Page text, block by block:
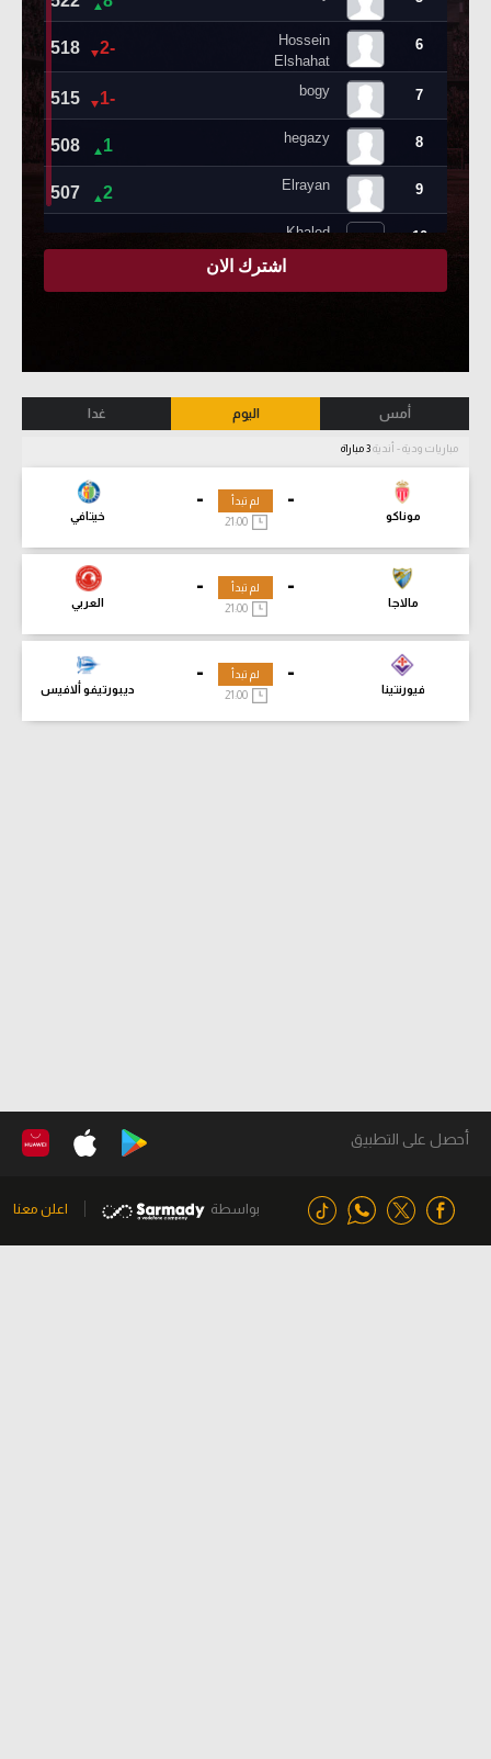
أمس اليوم غدا
مباريات ودية - أندية
-
موناكو
-
خيتافي
لم تبدأ
21:00
-
مالاجا
-
العربي
لم تبدأ
21:00
-
فيورنتينا
-
ديبورتيفو ألافيس
لم تبدأ
21:00
أحصل على التطبيق
بواسطة اعلن معنا